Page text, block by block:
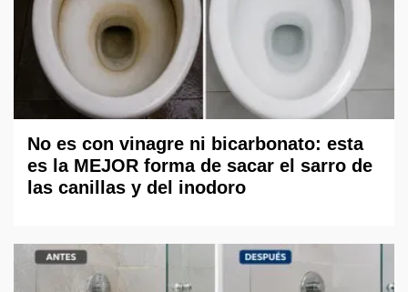
No es con vinagre ni bicarbonato: esta
es la MEJOR forma de sacar el sarro de
las canillas y del inodoro